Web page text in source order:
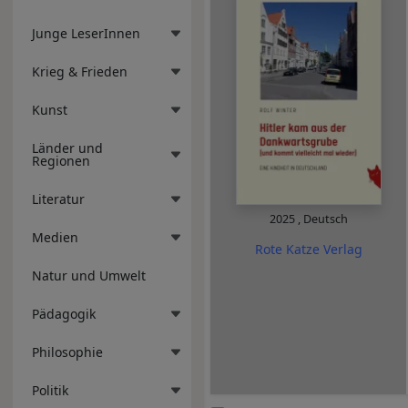
Junge LeserInnen
Krieg & Frieden
Kunst
Länder und
Regionen
Literatur
Medien
Natur und Umwelt
Pädagogik
Philosophie
Politik
2025 , Deutsch
Rote Katze Verlag